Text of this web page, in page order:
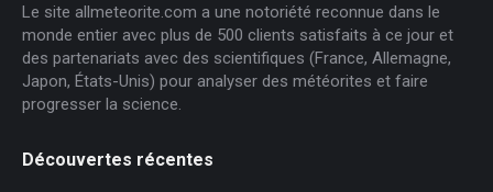
Le site allmeteorite.com a une notoriété reconnue dans le
monde entier avec plus de 500 clients satisfaits à ce jour et
des partenariats avec des scientifiques (France, Allemagne,
Japon, États-Unis) pour analyser des météorites et faire
progresser la science.
Découvertes récentes